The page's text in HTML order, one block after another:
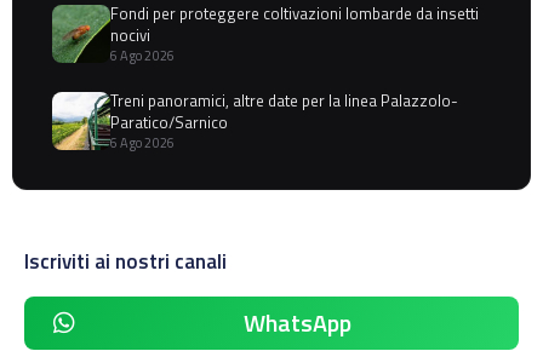
Fondi per proteggere coltivazioni lombarde da insetti
nocivi
6 Ago 2026
Treni panoramici, altre date per la linea Palazzolo-
Paratico/Sarnico
6 Ago 2026
Iscriviti ai nostri canali
WhatsApp